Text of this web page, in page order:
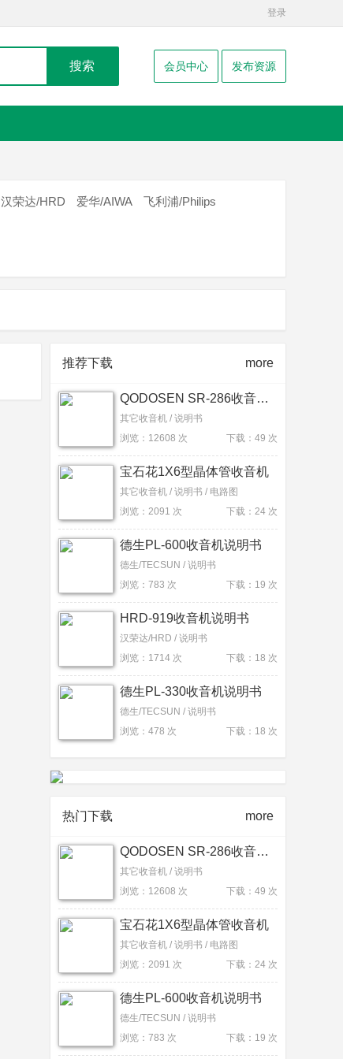
登录
搜索 会员中心 发布资源
汉荣达/HRD 爱华/AIWA
飞利浦/Philips
推荐下载 more
QODOSEN SR-286收音机说明书
其它收音机 / 说明书
浏览：12608 次
下载：49 次
宝石花1X6型晶体管收音机
其它收音机 / 说明书 / 电路图
浏览：2091 次
下载：24 次
德生PL-600收音机说明书
德生/TECSUN / 说明书
浏览：783 次
下载：19 次
HRD-919收音机说明书
汉荣达/HRD / 说明书
浏览：1714 次
下载：18 次
德生PL-330收音机说明书
德生/TECSUN / 说明书
浏览：478 次
下载：18 次
热门下载 more
QODOSEN SR-286收音机说明书
其它收音机 / 说明书
浏览：12608 次
下载：49 次
宝石花1X6型晶体管收音机
其它收音机 / 说明书 / 电路图
浏览：2091 次
下载：24 次
德生PL-600收音机说明书
德生/TECSUN / 说明书
浏览：783 次
下载：19 次